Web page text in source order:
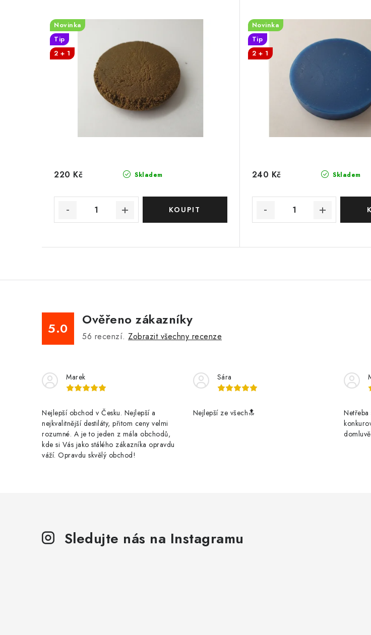
Novinka
Tip
2 + 1
Skladem
220 Kč
Novinka
Tip
2 + 1
Skladem
240 Kč
5.0
Ověřeno zákazníky
56 recenzí. Zobrazit všechny recenze
Marek
Nejlepší obchod v Česku. Nejlepší a
nejkvalitnější destiláty, přitom ceny velmi
rozumné. A je to jeden z mála obchodů,
kde si Vás jako stálého zákazníka opravdu
váží. Opravdu skvělý obchod!
Sára
Nejlepší ze všech🔝
Netřeba
Sledujte nás na Instagramu